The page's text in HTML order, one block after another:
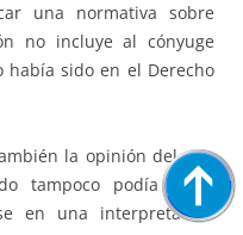
una normativa sobre
no incluye al cónyuge
sido en el Derecho
la opinión del que
tampoco podía tener
en una interpretación